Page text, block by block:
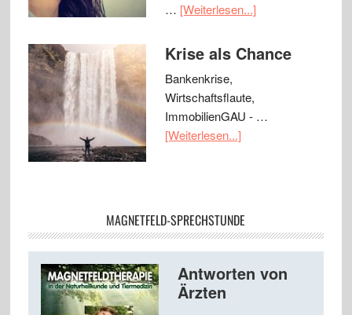
… [Weiterlesen...]
Krise als Chance
Bankenkrise,
Wirtschaftsflaute,
ImmobilienGAU - …
[Weiterlesen...]
MAGNETFELD-SPRECHSTUNDE
Antworten von
Ärzten